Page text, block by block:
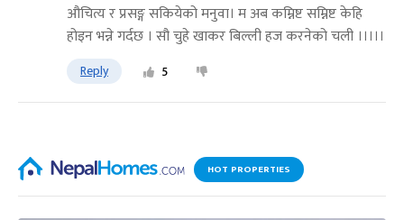
औचित्य र प्रसङ्ग सकियेको मनुवा। म अब कम्निष्ट सम्निष्ट केहि
होइन भन्ने गर्दछ । सौ चुहे खाकर बिल्ली हज करनेको चली ।।।।।
Reply 5
HOT PROPERTIES